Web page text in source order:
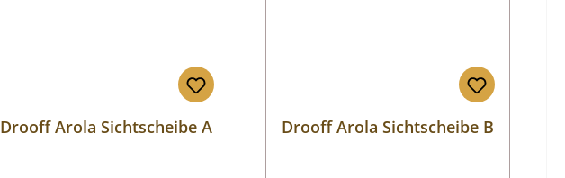
Drooff Arola Sichtscheibe A Drooff Arola Sichtscheibe B